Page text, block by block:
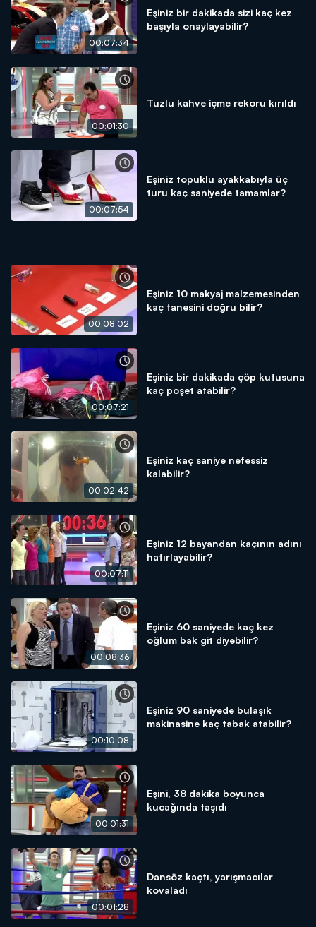
00:07:34
Eşiniz bir dakikada sizi kaç kez
başıyla onaylayabilir?
00:01:30
Tuzlu kahve içme rekoru kırıldı
00:07:54
Eşiniz topuklu ayakkabıyla üç
turu kaç saniyede tamamlar?
00:08:02
Eşiniz 10 makyaj malzemesinden
kaç tanesini doğru bilir?
00:07:21
Eşiniz bir dakikada çöp kutusuna
kaç poşet atabilir?
00:02:42
Eşiniz kaç saniye nefessiz
kalabilir?
00:07:11
Eşiniz 12 bayandan kaçının adını
hatırlayabilir?
00:08:36
Eşiniz 60 saniyede kaç kez
oğlum bak git diyebilir?
00:10:08
Eşiniz 90 saniyede bulaşık
makinasine kaç tabak atabilir?
00:01:31
Eşini, 38 dakika boyunca
kucağında taşıdı
00:01:28
Dansöz kaçtı, yarışmacılar
kovaladı